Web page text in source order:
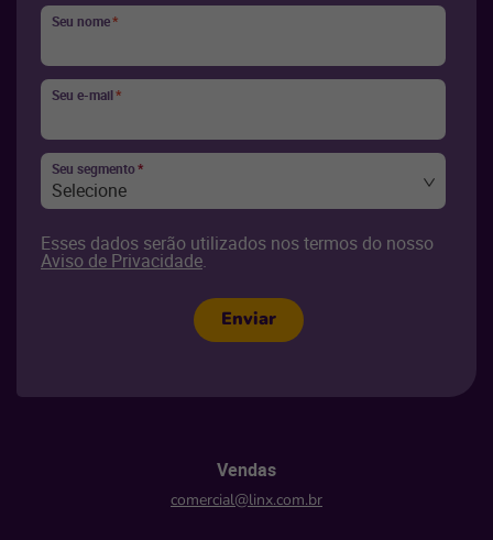
Seu nome*
Seu e-mail*
Seu segmento*
Selecione
Esses dados serão utilizados nos termos do nosso
Aviso de Privacidade.
Enviar
Vendas
comercial@linx.com.br